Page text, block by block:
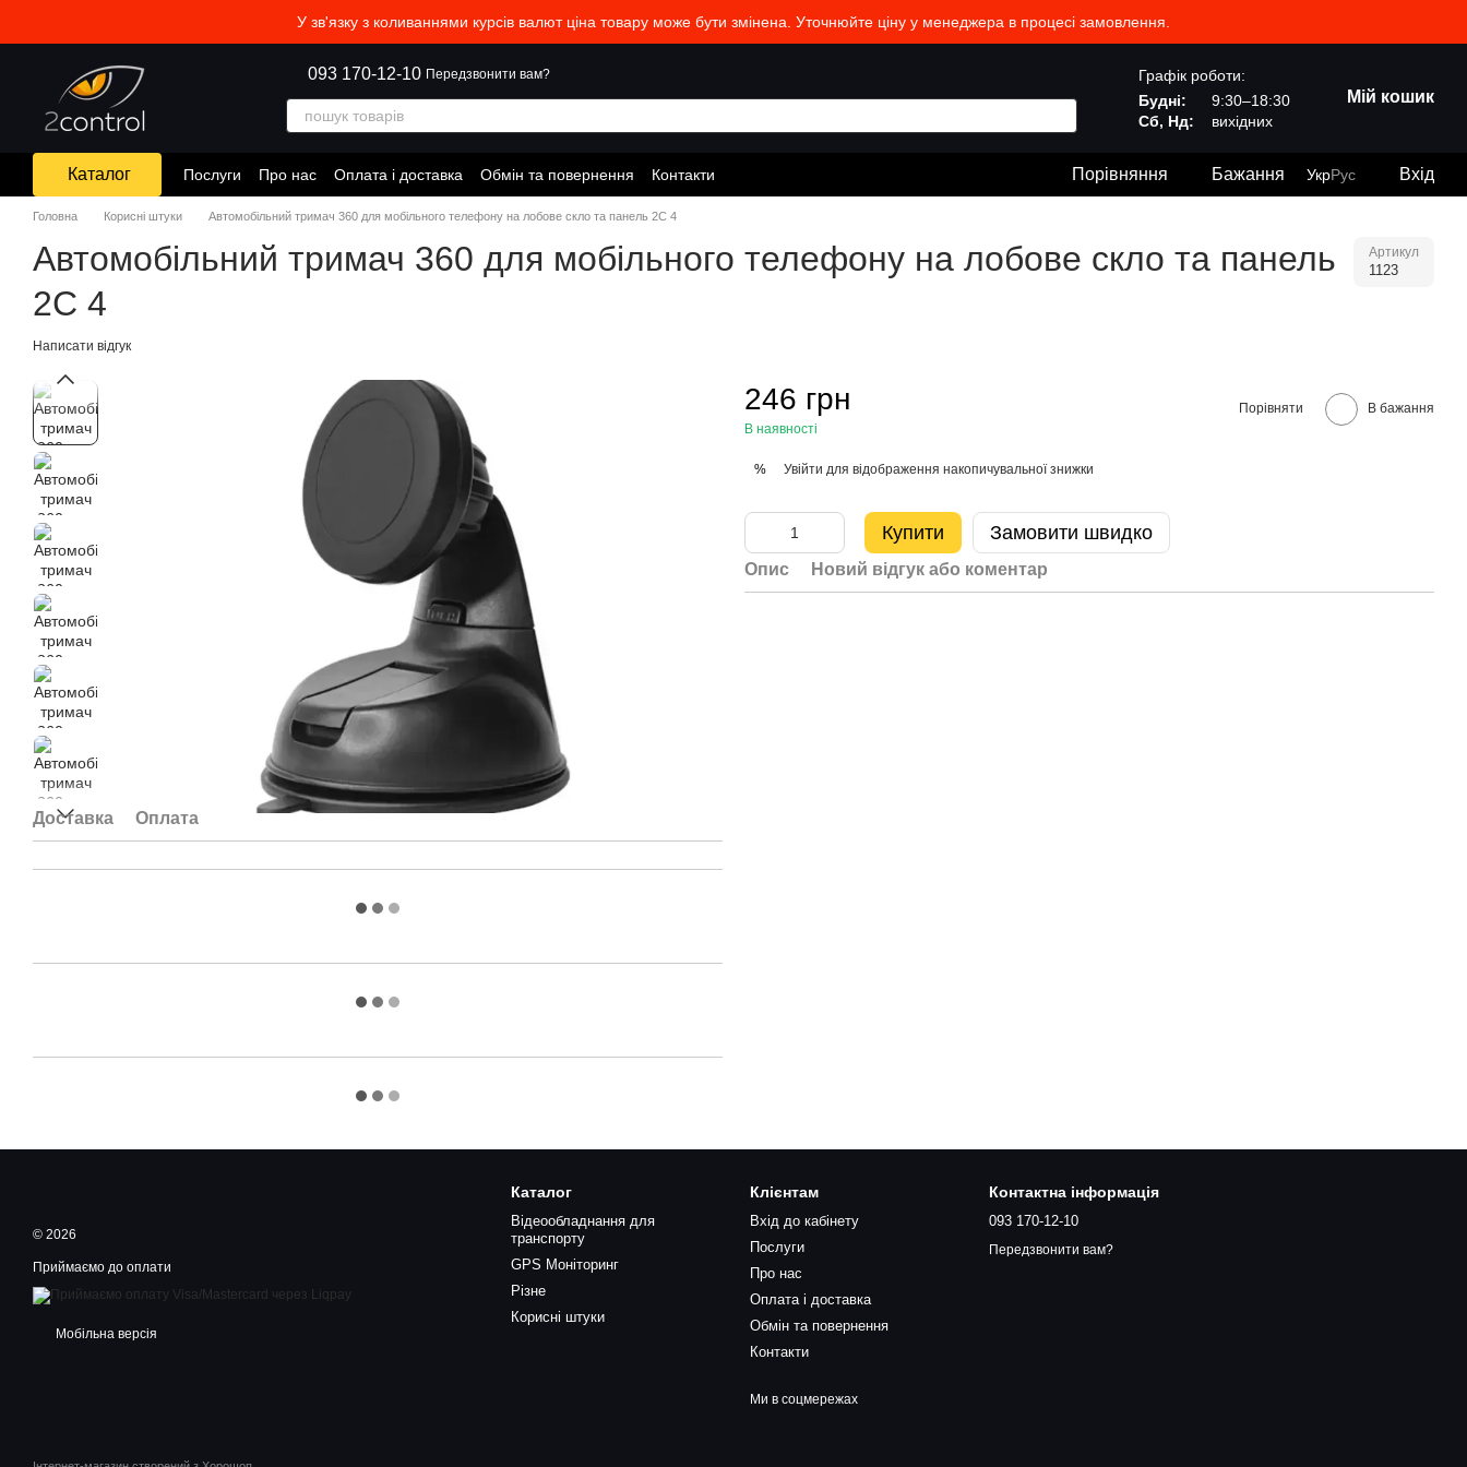
У зв'язку з коливаннями курсів валют ціна товару може бути змінена. Уточнюйте ціну у менеджера в процесі замовлення.
093 170-12-10 Передзвонити вам?
Графік роботи:
Будні:
9:30–18:30
Сб, Нд:
вихідних
Мій кошик
Каталог Послуги Про нас Оплата і доставка Обмін та повернення Контакти Порівняння Бажання УкрРус Вхід
Головна Корисні штуки Автомобільний тримач 360 для мобільного телефону на лобове скло та панель 2С 4
Автомобільний тримач 360 для мобільного телефону на лобове скло та панель
2С 4
Артикул
1123
Написати відгук
Доставка Оплата
246 грн
В наявності
Порівняти В бажання
% Увійти для відображення накопичувальної знижки
Купити Замовити швидко
Опис Новий відгук або коментар
© 2026
Приймаємо до оплати
Мобільна версія
Каталог
Відеообладнання для
транспорту
GPS Моніторинг
Різне
Корисні штуки
Клієнтам
Вхід до кабінету
Послуги
Про нас
Оплата і доставка
Обмін та повернення
Контакти
Ми в соцмережах
Контактна інформація
093 170-12-10
Передзвонити вам?